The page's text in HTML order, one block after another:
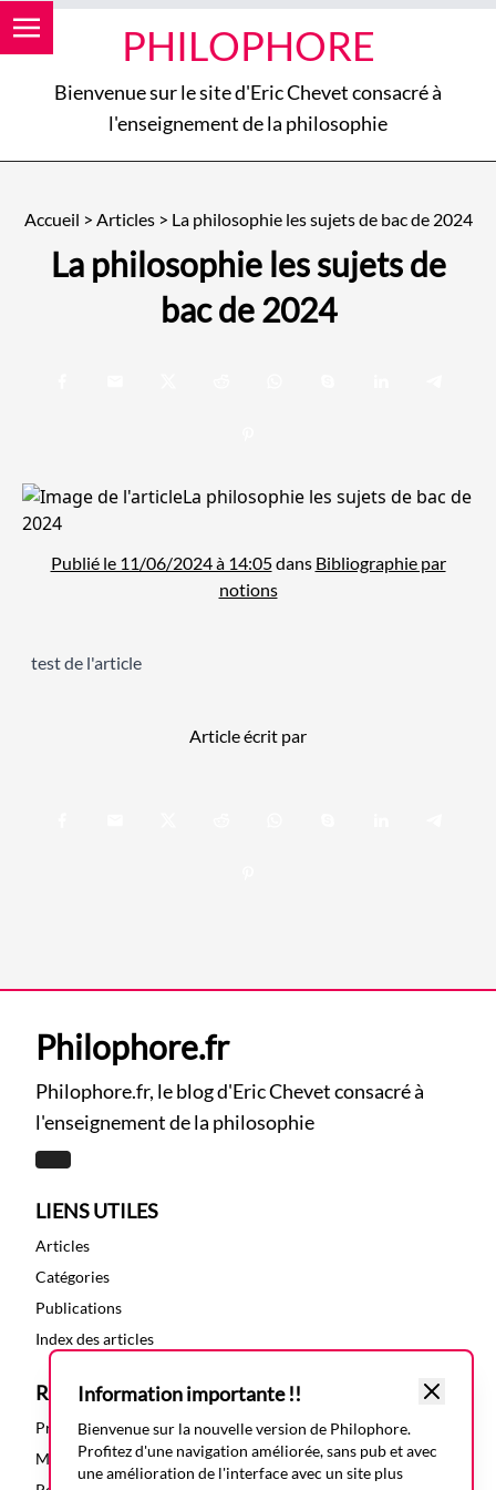
PHILOPHORE
Bienvenue sur le site d'Eric Chevet consacré à
l'enseignement de la philosophie
Accueil > Articles > La philosophie les sujets de bac de 2024
La philosophie les sujets de
bac de 2024
Publié le 11/06/2024 à 14:05dans Bibliographie par
notions
test de l'article
Article écrit par
Information importante !!
Bienvenue sur la nouvelle version de Philophore.
Profitez d'une navigation améliorée, sans pub et avec
une amélioration de l'interface avec un site plus
Philophore.fr
Philophore.fr, le blog d'Eric Chevet consacré à
l'enseignement de la philosophie
LIENS UTILES
Articles
Catégories
Publications
Index des articles
RESSOURCES
Présentation
Mentions légales